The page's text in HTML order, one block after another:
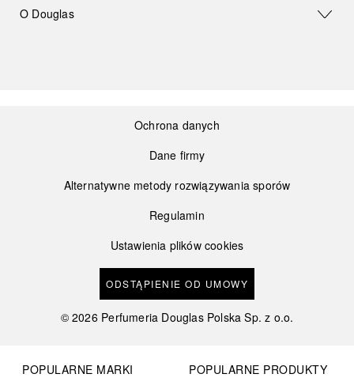
O Douglas
Ochrona danych
Dane firmy
Alternatywne metody rozwiązywania sporów
Regulamin
Ustawienia plików cookies
ODSTĄPIENIE OD UMOWY
©2026 Perfumeria Douglas Polska Sp. z o.o.
POPULARNE MARKI
POPULARNE PRODUKTY